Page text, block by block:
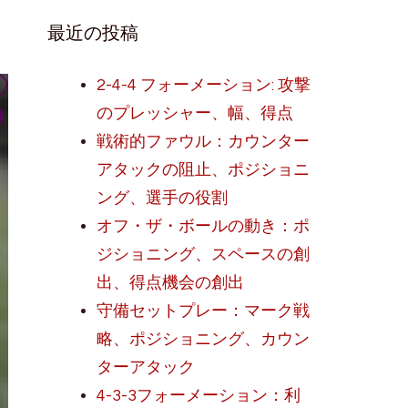
最近の投稿
2-4-4 フォーメーション: 攻撃
のプレッシャー、幅、得点
戦術的ファウル：カウンター
アタックの阻止、ポジショニ
ング、選手の役割
オフ・ザ・ボールの動き：ポ
ジショニング、スペースの創
出、得点機会の創出
守備セットプレー：マーク戦
略、ポジショニング、カウン
ターアタック
4-3-3フォーメーション：利